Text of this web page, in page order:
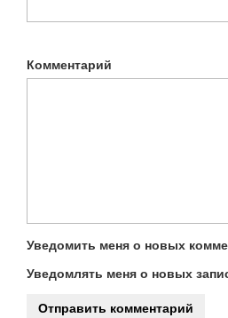
Комментарий
Уведомить меня о новых
Уведомлять меня о новых